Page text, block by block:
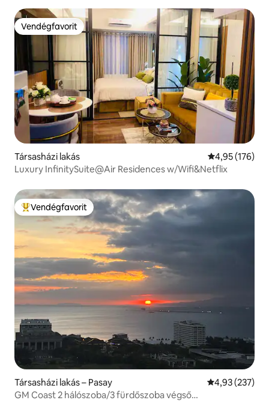
Vendégfavorit
Vendégfavorit
Társasházi lakás Átlagos
4,95 (176)
Luxury InfinitySuite@Air Residences w/Wifi&Netflix
Kiemelt vendégfavorit
Vendégfavorit
Társasházi lakás – Pasay Átlagos
4,93 (237)
GM Coast 2 hálószoba/3 fürdőszoba végső